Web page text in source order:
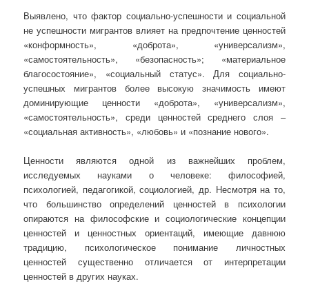
Выявлено, что фактор социально-успешности и социальной
не успешности мигрантов влияет на предпочтение ценностей
«конформность», «доброта», «универсализм»,
«самостоятельность», «безопасность»; «материальное
благосостояние», «социальный статус». Для социально-
успешных мигрантов более высокую значимость имеют
доминирующие ценности «доброта», «универсализм»,
«самостоятельность», среди ценностей среднего слоя –
«социальная активность», «любовь» и «познание нового».
Ценности являются одной из важнейших проблем,
исследуемых науками о человеке: философией,
психологией, педагогикой, социологией, др. Несмотря на то,
что большинство определений ценностей в психологии
опираются на философские и социологические концепции
ценностей и ценностных ориентаций, имеющие давнюю
традицию, психологическое понимание личностных
ценностей существенно отличается от интерпретации
ценностей в других науках.